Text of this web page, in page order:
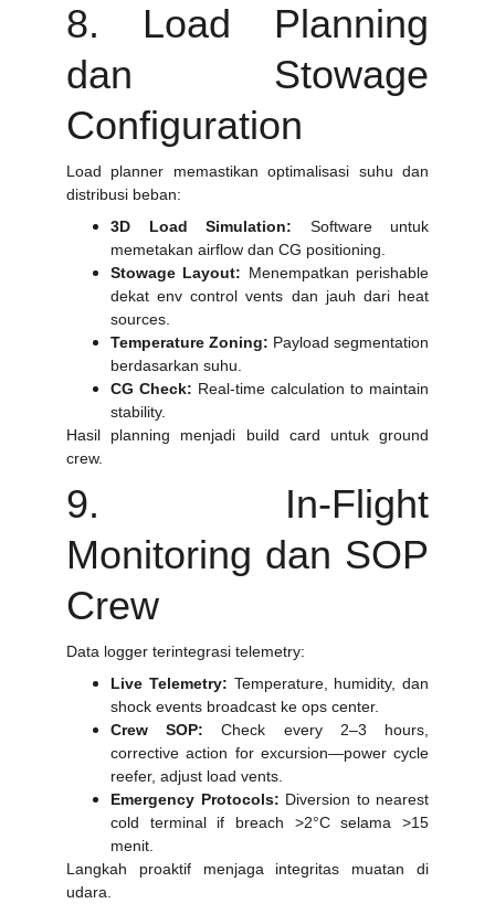
8. Load Planning
dan Stowage
Configuration
Load planner memastikan optimalisasi suhu dan
distribusi beban:
3D Load Simulation: Software untuk
memetakan airflow dan CG positioning.
Stowage Layout: Menempatkan perishable
dekat env control vents dan jauh dari heat
sources.
Temperature Zoning: Payload segmentation
berdasarkan suhu.
CG Check: Real-time calculation to maintain
stability.
Hasil planning menjadi build card untuk ground
crew.
9. In-Flight
Monitoring dan SOP
Crew
Data logger terintegrasi telemetry:
Live Telemetry: Temperature, humidity, dan
shock events broadcast ke ops center.
Crew SOP: Check every 2–3 hours,
corrective action for excursion—power cycle
reefer, adjust load vents.
Emergency Protocols: Diversion to nearest
cold terminal if breach >2°C selama >15
menit.
Langkah proaktif menjaga integritas muatan di
udara.